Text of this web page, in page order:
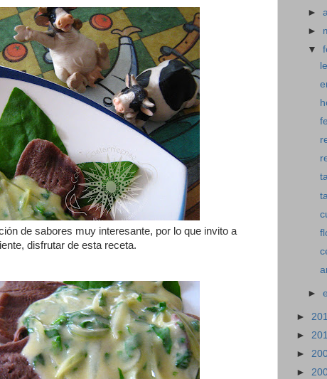
de sabores muy interesante, por lo que invito a
disfrutar de esta receta.
►
►
▼
►
►
►
►
►